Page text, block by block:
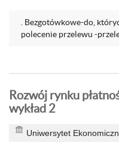
. Bezgotówkowe-do,
polecenie przelewu -
Rozwój rynku
wykład 2
Uniwersytet